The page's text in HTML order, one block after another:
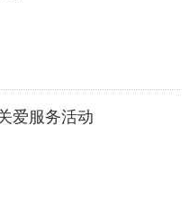
爱服务活动